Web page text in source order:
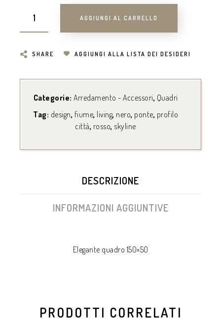
AGGIUNGI AL CARRELLO
SHARE AGGIUNGI ALLA LISTA DEI DESIDERI
Categorie: Arredamento - Accessori, Quadri
Tag: design, fiume, living, nero, ponte, profilo
città, rosso, skyline
DESCRIZIONE
INFORMAZIONI AGGIUNTIVE
Elegante quadro 150×50
PRODOTTI CORRELATI